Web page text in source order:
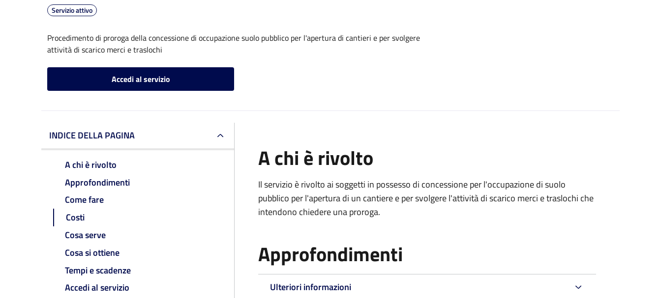
Servizio attivo
Procedimento di proroga della concessione di occupazione suolo pubblico per l'apertura di cantieri e per svolgere
attività di scarico merci e traslochi
Accedi al servizio
INDICE DELLA PAGINA
A chi è rivolto
Approfondimenti
Come fare
Costi
Cosa serve
Cosa si ottiene
Tempi e scadenze
Accedi al servizio
A chi è rivolto
Il servizio è rivolto ai soggetti in possesso di concessione per l'occupazione di suolo
pubblico per l'apertura di un cantiere e per svolgere l'attività di scarico merci e traslochi che
intendono chiedere una proroga.
Approfondimenti
Ulteriori informazioni